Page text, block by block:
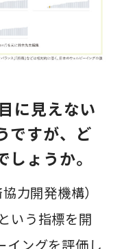
に見えない
ですが、ど
ょうか。
力開発機構）
いう指標を開
イングを評価し